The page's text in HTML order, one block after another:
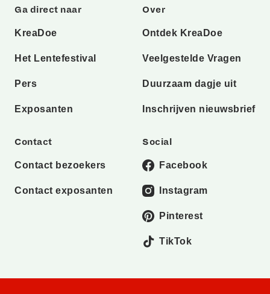
Ga direct naar
KreaDoe
Het Lentefestival
Pers
Exposanten
Over
Ontdek KreaDoe
Veelgestelde Vragen
Duurzaam dagje uit
Inschrijven nieuwsbrief
Contact
Contact bezoekers
Contact exposanten
Social
Facebook
Instagram
Pinterest
TikTok